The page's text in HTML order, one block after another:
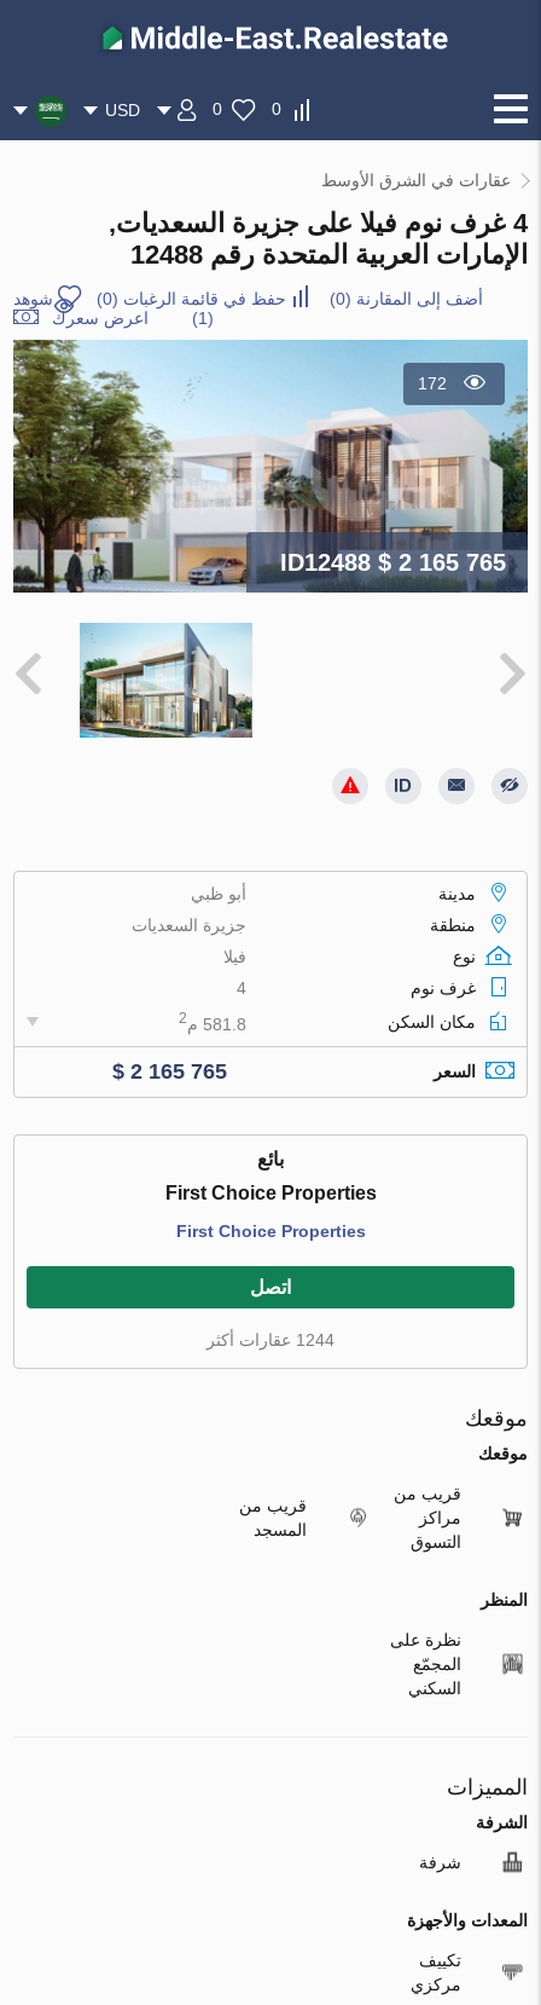
0
0
USD
عقارات في الشرق الأوسط
4 غرف نوم فيلا على جزيرة السعديات,
الإمارات العربية المتحدة رقم 12488
أضف إلى المقارنة (
0
) حفظ في قائمة الرغبات (
0
)
شوهد
(1)
اعرض سعرك
172
ID12488$ 2 165 765
مدينة
أبو ظبي
منطقة
جزيرة السعديات
نوع
فيلا
غرف نوم
4
مكان السكن
581.8 م 2
السعر $ 2 165 765
بائع
First Choice Properties
First Choice Properties
اتصل
1244 عقارات أكثر
موقعك
موقعك
قريب من
مراكز
التسوق
قريب من
المسجد
المنظر
نظرة على
المجمّع
السكني
المميزات
الشرفة
شرفة
المعدات والأجهزة
تكييف
مركزي